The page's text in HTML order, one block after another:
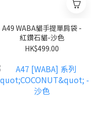
A49 WABA貓手提單肩袋 -
紅鑽石貓-沙色
HK$499.00